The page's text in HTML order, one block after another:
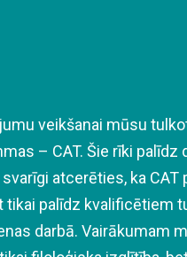
veikšanai mūsu
– CAT. Šie rīki palīdz
atcerēties, ka
tikai palīdz kvalificētiem
darbā. Vairākumam